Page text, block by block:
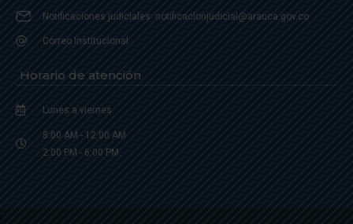
Notificaciones judiciales: notificacionjudicial@arauca.gov.co
Correo Institucional
Horario de atención
Lunes a viernes
8:00 AM - 12:00 AM
2:00 PM - 6:00 PM.